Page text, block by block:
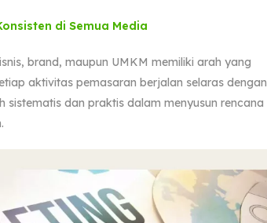
di Semua Media
brand, maupun UMKM memiliki arah yang
aktivitas pemasaran berjalan selaras dengan
sistematis dan praktis dalam menyusun rencana